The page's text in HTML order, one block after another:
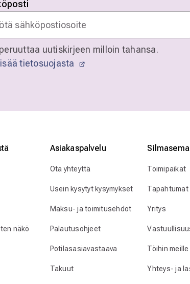
uutiskirjeen milloin tahansa.
tietosuojasta
näkö
Asiakaspalvelu
Ota yhteyttä
Usein kysytyt kysymykset
Maksu- ja toimitusehdot
Palautusohjeet
Potilasasiavastaava
Takuut
Silmӓasema
Toimipaikat
Tapahtumat
Yritys
Töihin meille
Yhteys- ja